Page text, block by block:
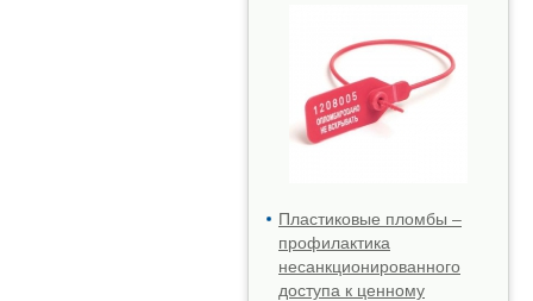
Пластиковые пломбы –
профилактика
несанкционированного
доступа к ценному